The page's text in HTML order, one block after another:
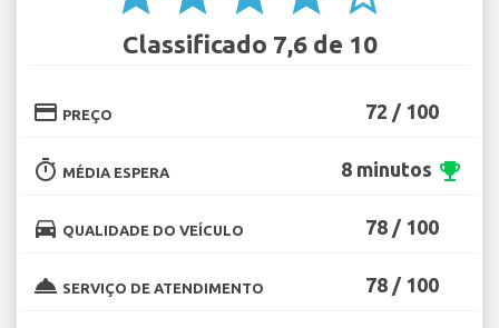
Classificado 7,6 de 10
credit_card PREÇO 72 / 100
timer MÉDIA ESPERA 8 minutos emoji_events
directions_car QUALIDADE DO VEÍCULO 78 / 100
room_service SERVIÇO DE ATENDIMENTO 78 / 100